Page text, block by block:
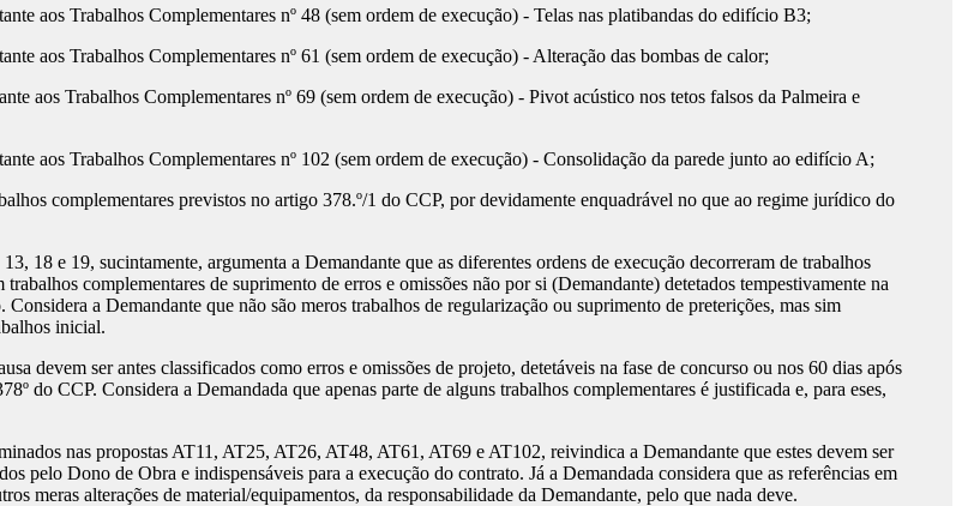
Trabalhos Complementares nº 48 (sem ordem de execução) - Telas nas platibandas do edifício B3;
Trabalhos Complementares nº 61 (sem ordem de execução) - Alteração das bombas de calor;
Trabalhos Complementares nº 69 (sem ordem de execução) - Pivot acústico nos tetos falsos da Palmeira e
Trabalhos Complementares nº 102 (sem ordem de execução) - Consolidação da parede junto ao edifício A;
complementares previstos no artigo 378.º/1 do CCP, por devidamente enquadrável no que ao regime jurídico do
18 e 19, sucintamente, argumenta a Demandante que as diferentes ordens de execução decorreram de trabalhos
complementares de suprimento de erros e omissões não por si (Demandante) detetados tempestivamente na
a Demandante que não são meros trabalhos de regularização ou suprimento de preterições, mas sim
inicial.
devem ser antes classificados como erros e omissões de projeto, detetáveis na fase de concurso ou nos 60 dias após
do CCP. Considera a Demandada que apenas parte de alguns trabalhos complementares é justificada e, para eses,
nas propostas AT11, AT25, AT26, AT48, AT61, AT69 e AT102, reivindica a Demandante que estes devem ser
pelo Dono de Obra e indispensáveis para a execução do contrato. Já a Demandada considera que as referências em
meras alterações de material/equipamentos, da responsabilidade da Demandante, pelo que nada deve.